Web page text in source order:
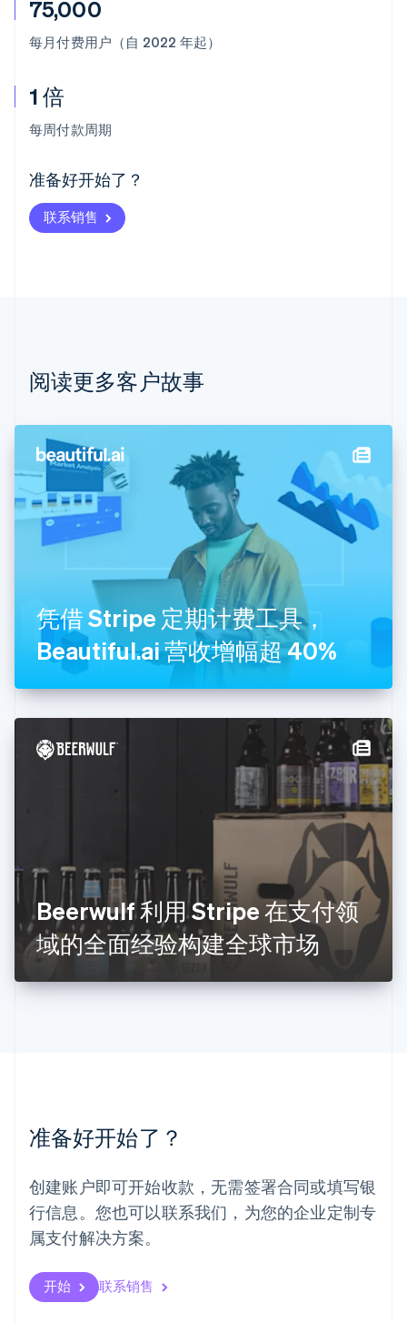
75,000
每月付费用户（自 2022 年起）
1 倍
每周付款周期
准备好开始了？
联系销售
阅读更多客户故事
凭借 Stripe 定期计费工具，
Beautiful.ai 营收增幅超 40%
Beerwulf 利用 Stripe 在支付领
域的全面经验构建全球市场
准备好开始了？
创建账户即可开始收款，无需签署合同或填写银
行信息。您也可以联系我们，为您的企业定制专
属支付解决方案。
开始 联系销售
阿联酋
爱尔兰
爱沙尼亚
English
奥地利
Deutsch English
Nederlands Français Deutsch
波兰
丹麦
English
德国
English
法国
Français English
芬兰
Nederlands
加拿大
English Français
捷克
English
克罗地亚
English
立陶宛
罗马尼亚
English
马尔他
English
马来西亚
English 简体中文
美国
日本
日本語English
SvenskaEnglish
瑞士
DeutschFrançais ItalianoEnglish
塞浦路斯
斯洛伐克
English